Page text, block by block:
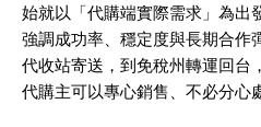
始就以「代購端實際需求」為出
強調成功率、穩定度與長期合作
代收站寄送，到免稅州轉運回台
代購主可以專心銷售、不必分心